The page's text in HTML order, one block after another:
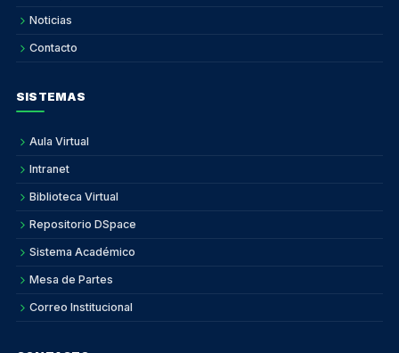
Noticias
Contacto
SISTEMAS
Aula Virtual
Intranet
Biblioteca Virtual
Repositorio DSpace
Sistema Académico
Mesa de Partes
Correo Institucional